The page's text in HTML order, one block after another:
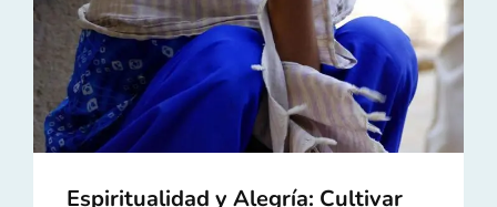
Espiritualidad y Alegría: Cultivar